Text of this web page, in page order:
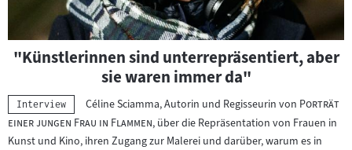
"Künstlerinnen sind unterrepräsentiert, aber
sie waren immer da"
Kategorie:
Interview Céline Sciamma, Autorin und Regisseurin von "Porträt
einer jungen Frau in Flammen", über die Repräsentation von Frauen in
Kunst und Kino, ihren Zugang zur Malerei und darüber, warum es in